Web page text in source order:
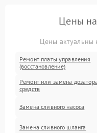
Цены
Цены актуальны
Ремонт платы управления
(восстановление)
Ремонт или замена
средств
Замена сливного насоса
Замена сливного шланга